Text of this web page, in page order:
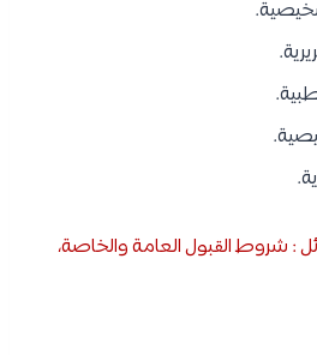
: شروط القبول العامة والخاصة،